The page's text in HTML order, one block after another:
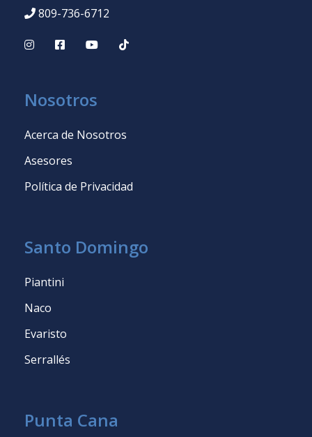
809-736-6712
Nosotros
Acerca de Nosotros
Asesores
Política de Privacidad
Santo Domingo
Piantini
Naco
Evaristo
Serrallés
Punta Cana